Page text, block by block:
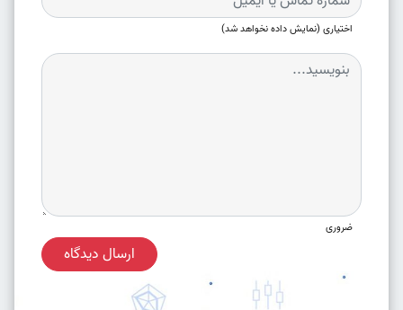
اختیاری (نمایش داده نخواهد شد)
ضروری
ارسال دیدگاه